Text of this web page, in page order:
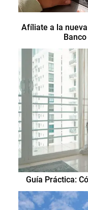
Afíliate a la
Guía Práctica: